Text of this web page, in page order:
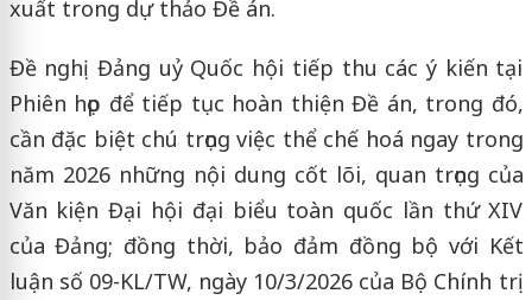
xuất trong dự thảo Đề án.
Đề nghị Đảng uỷ Quốc hội tiếp thu các ý kiến tại
Phiên họp để tiếp tục hoàn thiện Đề án, trong đó,
cần đặc biệt chú trọng việc thể chế hoá ngay trong
năm 2026 những nội dung cốt lõi, quan trọng của
Văn kiện Đại hội đại biểu toàn quốc lần thứ XIV
của Đảng; đồng thời, bảo đảm đồng bộ với Kết
luận số 09-KL/TW, ngày 10/3/2026 của Bộ Chính trị